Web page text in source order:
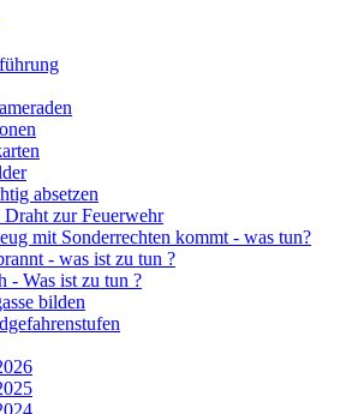
absetzen
Draht zur Feuerwehr
mit Sonderrechten kommt - was tun?
- was ist zu tun ?
- Was ist zu tun ?
bilden